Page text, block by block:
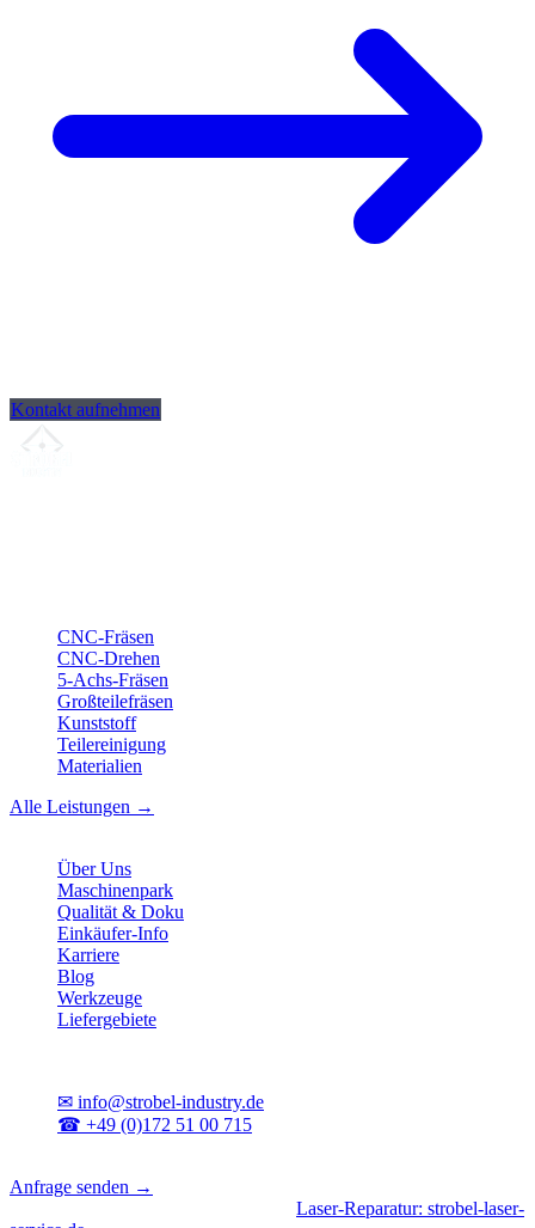
Kontakt aufnehmen
CNC-Fräsen
CNC-Drehen
5-Achs-Fräsen
Großteilefräsen
Kunststoff
Teilereinigung
Materialien
Alle Leistungen →
Über Uns
Maschinenpark
Qualität & Doku
Einkäufer-Info
Karriere
Blog
Werkzeuge
Liefergebiete
✉ info@strobel-industry.de
☎ +49 (0)172 51 00 715
Anfrage senden →
Laser-Reparatur: strobel-laser-